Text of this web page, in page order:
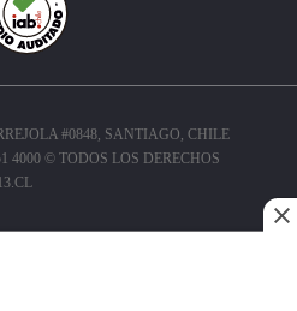
#0848, SANTIAGO, CHILE
4000 © TODOS LOS DERECHOS